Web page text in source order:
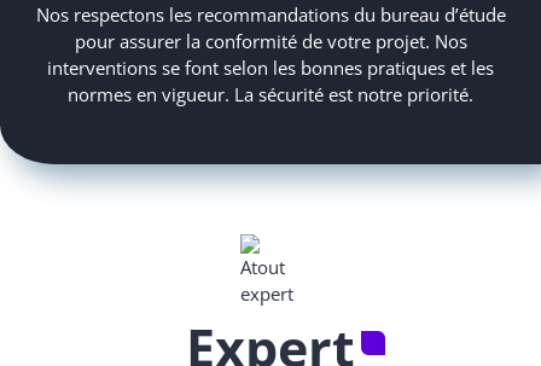
Nos respectons les recommandations du bureau d’étude
pour assurer la conformité de votre projet. Nos
interventions se font selon les bonnes pratiques et les
normes en vigueur. La sécurité est notre priorité.
Expert